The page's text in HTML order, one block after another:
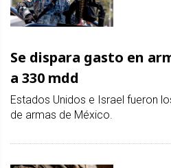
Se dispara gasto en
a 330 mdd
Estados Unidos e Israel fueron
de armas de México.